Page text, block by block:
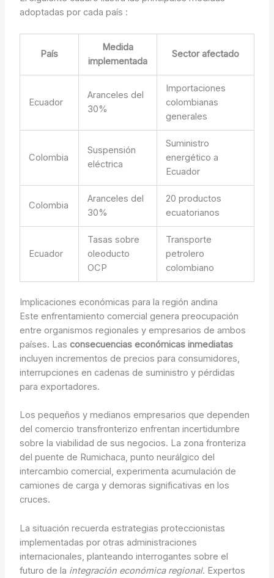
adoptadas por cada país :
País
Medida
implementada
Sector afectado
Ecuador
Aranceles del
30%
Importaciones
colombianas
generales
Colombia
Suspensión
eléctrica
Suministro
energético a
Ecuador
Colombia
Aranceles del
30%
20 productos
ecuatorianos
Ecuador
Tasas sobre
oleoducto
OCP
Transporte
petrolero
colombiano
Implicaciones económicas para la región andina
Este enfrentamiento comercial genera preocupación
entre organismos regionales y empresarios de ambos
países. Las consecuencias económicas inmediatas
incluyen incrementos de precios para consumidores,
interrupciones en cadenas de suministro y pérdidas
para exportadores.
Los pequeños y medianos empresarios que dependen
del comercio transfronterizo enfrentan incertidumbre
sobre la viabilidad de sus negocios. La zona fronteriza
del puente de Rumichaca, punto neurálgico del
intercambio comercial, experimenta acumulación de
camiones de carga y demoras significativas en los
cruces.
La situación recuerda estrategias proteccionistas
implementadas por otras administraciones
internacionales, planteando interrogantes sobre el
futuro de la integración económica regional. Expertos